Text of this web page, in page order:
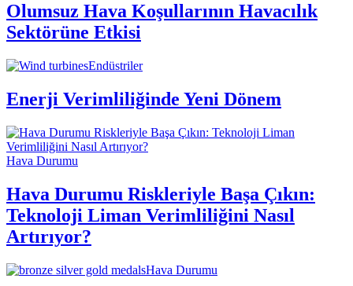
Olumsuz Hava Koşullarının Havacılık
Sektörüne Etkisi
Endüstriler
Enerji Verimliliğinde Yeni Dönem
Hava Durumu
Hava Durumu Riskleriyle Başa Çıkın:
Teknoloji Liman Verimliliğini Nasıl
Artırıyor?
Hava Durumu